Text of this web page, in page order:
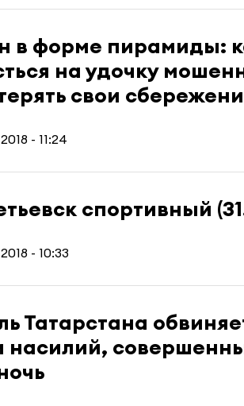
в форме пирамиды:
на удочку
свои
- 11:24
спортивный
- 10:33
Татарстана
насилий,